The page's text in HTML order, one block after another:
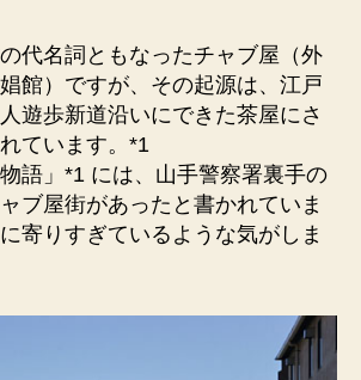
港
の
チ
ャ
ブ
屋
街
跡
ト
代名詞ともなったチャブ屋（外
館）ですが、その起源は、江戸
遊歩新道沿いにできた茶屋にさ
ています。*1
物語」*1 には、山手警察署裏手の
ブ屋街があったと書かれていま
寄りすぎているような気がしま